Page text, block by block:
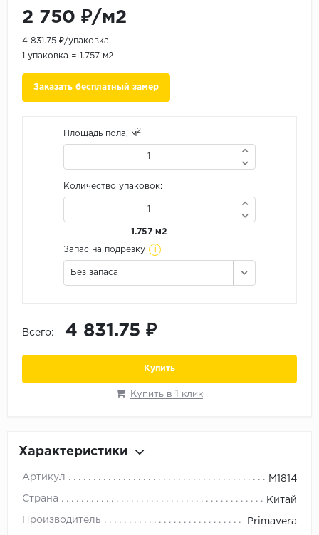
Дуб
Каштан
Орех
2 750 ₽/м2
4 831.75 ₽/упаковка
1 упаковка = 1.757 м2
Заказать бесплатный замер
Площадь пола, м2
Количество упаковок:
1.757 м2
Запас на подрезку i
Без запаса
Всего: 4 831.75 ₽
Купить
Купить в 1 клик
Характеристики
Артикул M1814
Страна Китай
Производитель Primavera